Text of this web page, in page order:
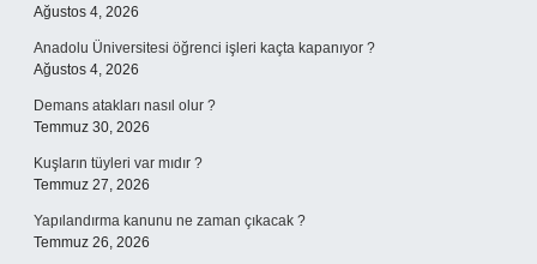
Ağustos 4, 2026
Anadolu Üniversitesi öğrenci işleri kaçta kapanıyor ?
Ağustos 4, 2026
Demans atakları nasıl olur ?
Temmuz 30, 2026
Kuşların tüyleri var mıdır ?
Temmuz 27, 2026
Yapılandırma kanunu ne zaman çıkacak ?
Temmuz 26, 2026